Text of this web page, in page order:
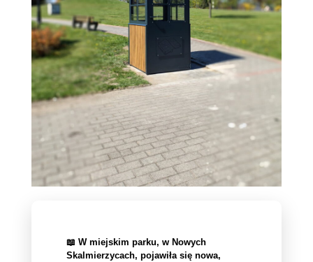
📖 W miejskim parku, w Nowych
Skalmierzycach, pojawiła się nowa,